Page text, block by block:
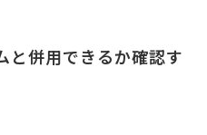
と併用できるか確認す